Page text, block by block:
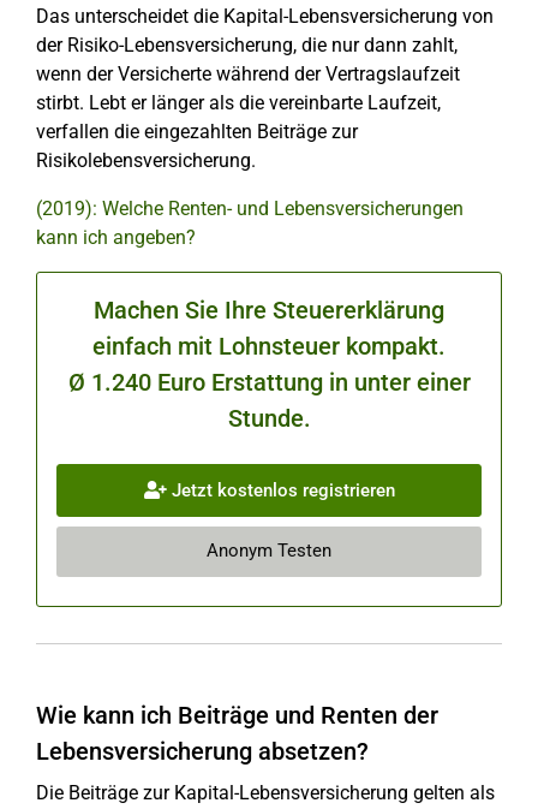
Das unterscheidet die Kapital-Lebensversicherung von
der Risiko-Lebensversicherung, die nur dann zahlt,
wenn der Versicherte während der Vertragslaufzeit
stirbt. Lebt er länger als die vereinbarte Laufzeit,
verfallen die eingezahlten Beiträge zur
Risikolebensversicherung.
(2019): Welche Renten- und Lebensversicherungen
kann ich angeben?
Machen Sie Ihre Steuererklärung
einfach mit Lohnsteuer kompakt.
Ø 1.240 Euro Erstattung in unter einer
Stunde.
Jetzt kostenlos registrieren
Anonym Testen
Wie kann ich Beiträge und Renten der
Lebensversicherung absetzen?
Die Beiträge zur Kapital-Lebensversicherung gelten als